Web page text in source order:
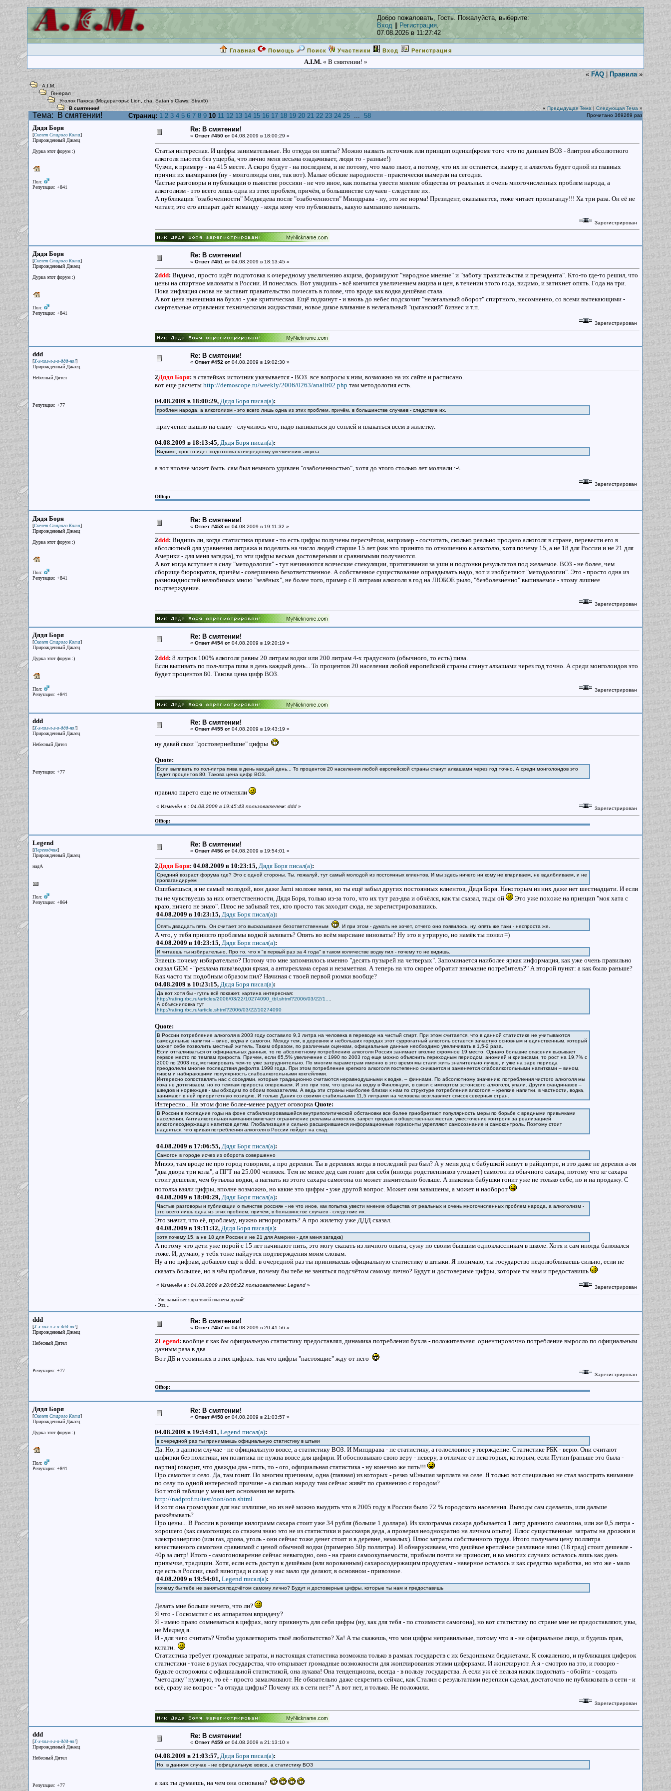
Добро пожаловать, Гость. Пожалуйста, выберите:
Вход
Регистрация.
07.08.2026 в 11:27:42
Главная Помощь Поиск Участники Вход Регистрация
A.I.M.« В смятении! »
« FAQ | Правила »
A.I.M.
Генерал
Уголок Пакоса (Модераторы: Lion cha Satan`s Claws,Strax5)
В смятении!
« Предыдущая Тема | Следующая Тема »
Тема: В смятении! Страниц: 1 2 3 4 5 6 7 8 9 10 11 12 13 14 15 16 17 18 19 20 21 22 23 24 25 ... 58 Прочитано 369269 раз
Дядя Боря
[Скелет Старого Кота]
Прирожденный Джаец
Дурка этот форум :)
Пол:
Репутация: +841
Re: В смятении!
« Ответ #450 от 04.08.2009 в 18:00:29 »
Статья интересная. И цифры занимательные. Но откуда он взяты? Можно назвать источник или принцип оценки(кроме того что по данным ВОЗ - 8литров абсолютного
алкоголя пьются без ущерба, что лично меня весьма озадачивает, люди то - разные!)
Чукчи, к примеру - на 415 месте. А скоро будут - на последнем, и не потому, что мало пьют, а потому, что их не останется, вымрут, и алкоголь будет одной из главных
причин их вымирания (ну - монголоиды они, так вот). Малые обские народности - практически вымерли на сегодня.
Частые разговоры и публикации о пьянстве россиян - не что иное, как попытка увести мнение общества от реальных и очень многочисленных проблем народа, а
алкоголизм - это всего лишь одна из этих проблем, причём, в большинстве случаев - следствие их.
А публикация "озабоченности" Медведева после "озабоченности" Минздрава - ну, это же норма! Президент, оказывается, тоже читает пропаганду!!! Ха три раза. Он её не
читает, это его аппарат даёт команду - когда кому что публиковать, какую кампанию начинать.
Зарегистрирован
Дядя Боря
[Скелет Старого Кота]
Прирожденный Джаец
Дурка этот форум :)
Пол:
Репутация: +841
Re: В смятении!
« Ответ #451 от 04.08.2009 в 18:13:45 »
2ddd: Видимо, просто идёт подготовка к очередному увеличению акциза, формируют "народное мнение" и "заботу правительства и президента". Кто-то где-то решил, что
цены на спиртное маловаты в России. И понеслась. Вот увидишь - всё кончится увеличением акциза и цен, в течении этого года, видимо, и затихнет опять. Года на три.
Пока инфляция снова не заставит правительство почесать в голове, что вроде как водка дешёвая стала.
А вот цена нынешняя на бухло - уже критическая. Ещё подкинут - и вновь до небес подскочит "нелегальный оборот" спиртного, несомненно, со всеми вытекающими -
смертельные отравления техническими жидкостями, новое дикое вливание в нелегальный "цыганский" бизнес и т.п.
Зарегистрирован
ddd
[Х-х-хол-л-л-о-ддд-но!]
Прирожденный Джаец
Небесный Дятел
Репутация: +77
Re: В смятении!
« Ответ #452 от 04.08.2009 в 19:02:30 »
2Дядя Боря: в статейках источник указывается - ВОЗ. все вопросы к ним, возможно на их сайте и расписано.
вот еще расчеты http://demoscope.ru/weekly/2006/0263/analit02.php там методология есть.
04.08.2009 в 18:00:29, Дядя Боря писал(a):
проблем народа, а алкоголизм - это всего лишь одна из этих проблем, причём, в большинстве случаев - следствие их.
приучение вышло на славу - случилось что, надо напиваться до соплей и плакаться всем в жилетку.
04.08.2009 в 18:13:45, Дядя Боря писал(a):
Видимо, просто идёт подготовка к очередному увеличению акциза
а вот вполне может быть. сам был немного удивлен "озабоченностью", хотя до этого столько лет молчали :-\.
Зарегистрирован
Offtop:
Дядя Боря
[Скелет Старого Кота]
Прирожденный Джаец
Дурка этот форум :)
Пол:
Репутация: +841
Re: В смятении!
« Ответ #453 от 04.08.2009 в 19:11:32 »
2ddd: Видишь ли, когда статистика прямая - то есть цифры получены пересчётом, например - сосчитать, сколько реально продано алкоголя в стране, перевести его в
абсолютный для уравнения литража и поделить на число людей старше 15 лет (как это принято по отношению к алкоголю, хотя почему 15, а не 18 для России и не 21 для
Америки - для меня загадка), то эти цифры весьма достоверными и сравнимыми получаются.
А вот когда вступает в силу "методология" - тут начинаются всяческие спекуляции, притягивания за уши и подгонки результатов под желаемое. ВОЗ - не более, чем
сборище бюрократов, причём - совершенно безответственное. А собственное существование оправдывать надо, вот и изобретают "методологии". Это - просто одна из
разновидностей нелюбимых мною "зелёных", не более того, пример с 8 литрами алкоголя в год на ЛЮБОЕ рыло, "безболезненно" выпиваемое - этому лишнее
подтверждение.
Зарегистрирован
Дядя Боря
[Скелет Старого Кота]
Прирожденный Джаец
Дурка этот форум :)
Пол:
Репутация: +841
Re: В смятении!
« Ответ #454 от 04.08.2009 в 19:20:19 »
2ddd: 8 литров 100% алкоголя равны 20 литрам водки или 200 литрам 4-х градусного (обычного, то есть) пива.
Если выпивать по пол-литра пива в день каждый день... То процентов 20 населения любой европейской страны станут алкашами через год точно. А среди монголоидов это
будет процентов 80. Такова цена цифр ВОЗ.
Зарегистрирован
ddd
[Х-х-хол-л-л-о-ддд-но!]
Прирожденный Джаец
Небесный Дятел
Репутация: +77
Re: В смятении!
« Ответ #455 от 04.08.2009 в 19:43:19 »
ну давай свои "достовернейшие" цифры
Quote:
Если выпивать по пол-литра пива в день каждый день... То процентов 20 населения любой европейской страны станут алкашами через год точно. А среди монголоидов это
будет процентов 80. Такова цена цифр ВОЗ.
правило парето еще не отменяли
« Изменён в : 04.08.2009 в 19:45:43 пользователем: ddd » Зарегистрирован
Offtop:
Legend
[Переводчик]
Прирожденный Джаец
надА
Пол:
Репутация: +864
Re: В смятении!
« Ответ #456 от 04.08.2009 в 19:54:01 »
2Дядя Боря: 04.08.2009 в 10:23:15, Дядя Боря писал(a):
Средний возраст форума где? Это с одной стороны. Ты, пожалуй, тут самый молодой из постоянных клиентов. И мы здесь ничего ни кому не впариваем, не вдалбливаем, и не
пропагандируем
Ошибаешься, я не самый молодой, вон даже Jarni моложе меня, но ты ещё забыл других постоянных клиентов, Дядя Боря. Некоторым из них даже нет шестнадцати. И если
ты не чувствуешь за них ответственности, Дядя Боря, только из-за того, что их тут раз-два и обчёлся, как ты сказал, тады ой
Это уже похоже на принцип "моя хата с
краю, ничего не знаю". Плюс не забывай тех, кто просто так заходит сюда, не зарегистрировавшись.
04.08.2009 в 10:23:15, Дядя Боря писал(a):
Опять двадцать пять. Он считает это высказывание безответственным . И при этом - думать не хочет, отчего оно появилось, ну, опять же таки - неспроста же.
А что, у тебя принято проблемы водкой заливать? Опять во всём марсиане виноваты? Ну это я утрирую, но намёк ты понял =)
04.08.2009 в 10:23:15, Дядя Боря писал(a):
И читаешь ты избирательно. Про то, что я "в первый раз за 4 года" в таком количестве водку пил - почему то не видишь.
Знаешь почему избирательно? Потому что мне запомнилось именно "десять пузырей на четверых". Запоминается наиболее яркая информация, как уже очень правильно
сказал GEM - "реклама пива\водки яркая, а антиреклама серая и незаметная. А теперь на что скорее обратит внимание потребитель?" А второй пункт: а как было раньше?
Как часто ты подобным образом пил? Начиная с твоей первой рюмки вообще?
04.08.2009 в 10:23:15, Дядя Боря писал(a):
Да вот хотя бы - гугль всё покажет, картина интересная:
http://rating.rbc.ru/articles/2006/03/22/10274090_tbl.shtml?2006/03/22/1...
А объясниловка тут
http://rating.rbc.ru/article.shtml?2006/03/22/10274090
Quote:
В России потребление алкоголя в 2003 году составило 9,3 литра на человека в переводе на чистый спирт. При этом считается, что в данной статистике не учитываются
самодельные напитки – вино, водка и самогон. Между тем, в деревнях и небольших городах этот суррогатный алкоголь остается зачастую основным и единственным, который
может себе позволить местный житель. Таким образом, по различным оценкам, официальные данные необходимо увеличивать в 1,5-2 раза.
Если отталкиваться от официальных данных, то по абсолютному потреблению алкоголя Россия занимает вполне скромное 19 место. Однако большие опасения вызывает
первое место по темпам прироста. Причем, если 65,5% увеличение с 1990 по 2003 год еще можно объяснить переходным периодом, аномией и кризисами, то рост на 19,7% с
2000 по 2003 год мотивировать чем-то уже затруднительно. По многим параметрам именно в это время мы стали жить значительно лучше, и уже на заре периода
преодолели многие последствия дефолта 1998 года. При этом потребление крепкого алкоголя постепенно снижается и заменяется слабоалкогольными напитками – вином,
пивом и набирающими популярность слабоалкогольными коктейлями.
Интересно сопоставлять нас с соседями, которые традиционно считаются неравнодушными к водке, – финнами. По абсолютному значению потребления чистого алкоголя мы
пока не дотягиваем, но по темпам прироста опережаем. И это при том, что цены на водку в Финляндии, в связи с импортом эстонского алкоголя, упали. Других скандинавов –
шведов и норвежцев - мы обходим по обоим показателям. А ведь эти страны наиболее близки к нам по структуре потребления алкоголя – крепкие напитки, в частности, водка,
занимают в ней приоритетную позицию. И только Дания со своими стабильными 11,5 литрами на человека возглавляет список северных стран.
Интересно... На этом фоне более-менее радует оговорка Quote:
В России в последние годы на фоне стабилизировавшейся внутриполитической обстановки все более приобретают популярность меры по борьбе с вредными привычками
населения. Антиалкогольная кампания включает ограничение рекламы алкоголя, запрет продаж в общественных местах, ужесточение контроля за реализацией
алкоголесодержащих напитков детям. Глобализация и сильно расширившиеся информационные горизонты укрепляют самосознание и самоконтроль. Поэтому стоит
надеяться, что кривая потребления алкоголя в России пойдет на спад.
04.08.2009 в 17:06:55, Дядя Боря писал(a):
Самогон в городе исчез из оборота совершенно
Мнэээ, там вроде не про город говорили, а про деревни. Ты в деревнях когда в последний раз был? А у меня дед с бабушкой живут в райцентре, и это даже не деревня а-ля
"два двора три кола", а ПГТ на 25.000 человек. Тем не менее дед сам гонит для себя (иногда родственников угощает) самогон из обычного сахара, потому что кг сахара
стоит дешевле, чем бутылка водки, а нагнать из этого сахара самогона он может значительно больше. А знакомая бабушки гонит уже не только себе, но и на продажу. С
потолка взяли цифры, вполне возможно, но какие это цифры - уже другой вопрос. Может они завышены, а может и наоборот
04.08.2009 в 18:00:29, Дядя Боря писал(a):
Частые разговоры и публикации о пьянстве россиян - не что иное, как попытка увести мнение общества от реальных и очень многочисленных проблем народа, а алкоголизм -
это всего лишь одна из этих проблем, причём, в большинстве случаев - следствие их.
Это значит, что её, проблему, нужно игнорировать? А про жилетку уже ДДД сказал.
04.08.2009 в 19:11:32, Дядя Боря писал(a):
хотя почему 15, а не 18 для России и не 21 для Америки - для меня загадка)
А потому что дети уже порой с 15 лет начинают пить, это могу сказать из личного опыта, сужу по своим бывшим одноклассникам в школе. Хотя и сам иногда баловался
тоже. И, думаю, у тебя тоже найдутся подтверждения моим словам.
Ну а по цифрам, добавлю ещё к ddd: в очередной раз ты принимаешь официальную статистику в штыки. Я понимаю, ты государство недолюбливаешь сильно, если не
сказать большее, но в чём проблема, почему бы тебе не заняться подсчётом самому лично? Будут и достоверные цифры, которые ты нам и предоставишь
« Изменён в : 04.08.2009 в 20:06:22 пользователем: Legend » Зарегистрирован
- Удельный вес ядра твоей планеты думай!
- Эээ...
ddd
[Х-х-хол-л-л-о-ддд-но!]
Прирожденный Джаец
Небесный Дятел
Репутация: +77
Re: В смятении!
« Ответ #457 от 04.08.2009 в 20:41:56 »
2Legend: вообще я как бы официальную статистику предоставлял, динамика потребления бухла - положительная. ориентировочно потребление выросло по официальным
данным раза в два.
Вот ДБ и усомнился в этих цифрах. так что цифры "настоящие" жду от него
Зарегистрирован
Offtop:
Дядя Боря
[Скелет Старого Кота]
Прирожденный Джаец
Дурка этот форум :)
Пол:
Репутация: +841
Re: В смятении!
« Ответ #458 от 04.08.2009 в 21:03:57 »
04.08.2009 в 19:54:01, Legend писал(a):
в очередной раз ты принимаешь официальную статистику в штыки
Да. Но, в данном случае - не официальную вовсе, а статистику ВОЗ. И Минздрава - не статистику, а голословное утверждение. Статистике РБК - верю. Они считают
цифирки без политики, им политика не нужна вовсе для цифири. И обосновываю свою веру - неверу, в отличие от некоторых, которым, если Путин (раньше это была -
партия) говорит, что дважды два - пять, то - ого, официальная статистика - ну конечно же пять!!!
Про самогон и село. Да, там гонят. По многим причинам, одна (главная) из которых - резко мЕньшая зарплата на селе. Я только вот специально не стал заострять внимание
по селу по одной интересной причине - а сколько народу там сейчас живёт по сравнению с городом?
Вот этой таблице у меня нет основания не верить
http://nadprof.ru/test/oon/oon.shtml
И хотя она громоздкая для нас излишне, но из неё можно выудить что в 2005 году в России было 72 % городского населения. Выводы сам сделаешь, или дальше
разжёвывать?
Про цены... В России в рознице килограмм сахара стоит уже 34 рубля (больше 1 доллара). Из килограмма сахара добывается 1 литр дрянного самогона, или же 0,5 литра -
хорошего (как самогонщик со стажем знаю это не из статистики и рассказрв деда, а проверил неоднократно на личном опыте). Плюс существенные затраты на дрожжи и
электроэнергию (или газ, дрова, уголь - они сейчас тоже денег стоят и в деревне, немалых). Плюс затраты собственного труда. Итого получаем цену поллитра
качественного самогона сравнимой с ценой обычной водки (примерно 50р поллитра). И обнаруживаем, что дешёвое креплёное разливное вино (18 град) стоит дешевле -
40р за литр! Итого - самогоноварение сейчас невыгодно, оно - на грани самоокупаемости, прибыли почти не приносит, и во многих случаях осталось лишь как дань
привычке, традиции. Хотя, если есть доступ к дешёвым (или ворованным) сахаросодержащим продуктам - наверное осталось и как средство заработка, но это же - мало
где есть в России, свой виноград и сахар у нас мало где делают, в основном - привозное.
04.08.2009 в 19:54:01, Legend писал(a):
почему бы тебе не заняться подсчётом самому лично? Будут и достоверные цифры, которые ты нам и предоставишь
Делать мне больше нечего, что ли?
Я что - Госкомстат с их аппаратом впридачу?
Я - имею право сомневаться в цифрах, могу прикинуть для себя цифры (ну, как для тебя - по стоимости самогона), но вот статистику по стране мне не предоставляют, увы,
не Медвед я.
И - для чего считать? Чтобы удовлетворить твоё любопытство? Ха! А ты скажешь, что мои цифры неправильные, потому что я - не официальное лицо, и будешь прав,
кстати.
Статистика требует громадные затраты, и настоящая статистика возможна только в рамках государств с их бездонными бюджетами. К сожалению, и публикация циферок
статистики - тоже в руках государства, что открывает громадные возможности для жонглирования этими циферками. И жонглируют. А я - смотрю на это, и говорю -
будьте осторожны с официальной статистикой, она лукава! Она тенденциозна, всегда - в пользу государства. А если уж её нельзя никак подогнать - обойти - создать
"методику" нужную, то её - просто замалчивают. Не обязательно даже секретить сейчас, как Сталин с результатами переписи сделал, достаточно не публиковать в сети - и
всё, сразу же вопрос - "а откуда цифры? Почему их в сети нет?" А вот нет, и только. Не положили.
Зарегистрирован
ddd
[Х-х-хол-л-л-о-ддд-но!]
Прирожденный Джаец
Небесный Дятел
Репутация: +77
Re: В смятении!
« Ответ #459 от 04.08.2009 в 21:13:10 »
04.08.2009 в 21:03:57, Дядя Боря писал(a):
Но, в данном случае - не официальную вовсе, а статистику ВОЗ
а как ты думаешь, на чем она основана?